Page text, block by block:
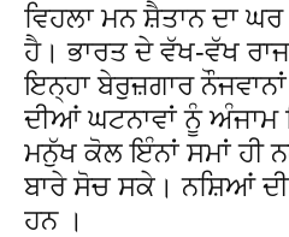
ਵਿਹਲਾ ਮਨ ਸ਼ੈਤਾਨ ਦਾ
ਹੈ। ਭਾਰਤ ਦੇ ਵੱਖ-ਵੱਖ
ਇਨ੍ਹਾ ਬੇਰੁਜ਼ਗਾਰ
ਦੀਆਂ ਘਟਨਾਵਾਂ ਨੂੰ ਅੰਜਾਮ
ਮਨੁੱਖ ਕੋਲ ਇੰਨਾਂ ਸਮਾਂ ਹੀ
ਬਾਰੇ ਸੋਚ ਸਕੇ। ਨਸ਼ਿਆਂ
ਹਨ ।